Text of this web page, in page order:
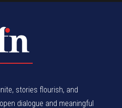
stories flourish, and
dialogue and meaningful